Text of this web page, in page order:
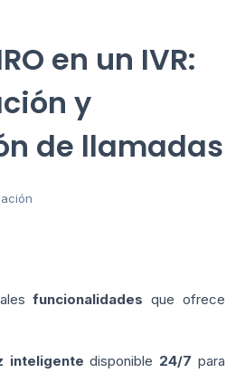
en un IVR:
y
de llamadas
funcionalidades que ofrece
inteligente disponible 24/7 para